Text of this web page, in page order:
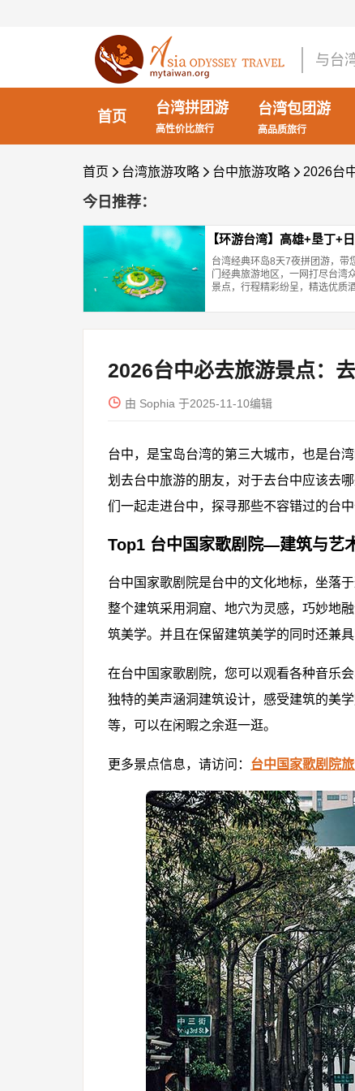
与台
首页
台湾拼团游
高性价比旅行
台湾包团游
高品质旅行
首页  台湾旅游攻略  台中旅游攻略  2026台
今日推荐：
【环游台湾】高雄+垦丁+
山+台南+高雄8天7夜经典
台湾经典环岛8天7夜拼团游，带
门经典旅游地区，一网打尽台湾
景点，行程精彩纷呈，精选优质
2026台中必去旅游景点：
 由 Sophia 于2025-11-10编辑
台中，是宝岛台湾的第三大城市，也是台
划去台中旅游的朋友，对于去台中应该去
们一起走进台中，探寻那些不容错过的台中
Top1 台中国家歌剧院—建筑与艺
台中国家歌剧院是台中的文化地标，坐落
整个建筑采用洞窟、地穴为灵感，巧妙地
筑美学。并且在保留建筑美学的同时还兼
在台中国家歌剧院，您可以观看各种音乐
独特的美声涵洞建筑设计，感受建筑的美
等，可以在闲暇之余逛一逛。
更多景点信息，请访问： 台中国家歌剧院